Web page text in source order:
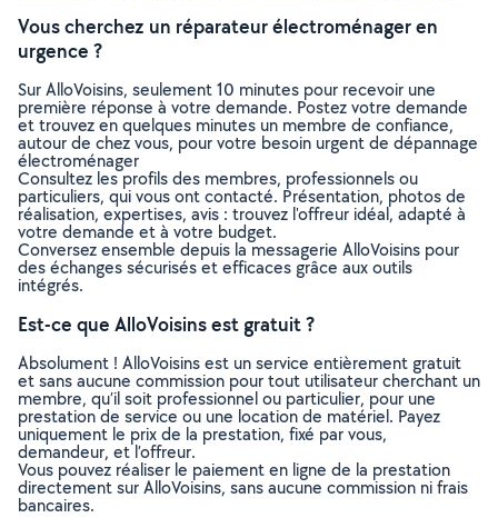
Vous cherchez un réparateur électroménager en
urgence ?
Sur AlloVoisins, seulement 10 minutes pour recevoir une
première réponse à votre demande. Postez votre demande
et trouvez en quelques minutes un membre de confiance,
autour de chez vous, pour votre besoin urgent de dépannage
électroménager
Consultez les profils des membres, professionnels ou
particuliers, qui vous ont contacté. Présentation, photos de
réalisation, expertises, avis : trouvez l'offreur idéal, adapté à
votre demande et à votre budget.
Conversez ensemble depuis la messagerie AlloVoisins pour
des échanges sécurisés et efficaces grâce aux outils
intégrés.
Est-ce que AlloVoisins est gratuit ?
Absolument ! AlloVoisins est un service entièrement gratuit
et sans aucune commission pour tout utilisateur cherchant un
membre, qu’il soit professionnel ou particulier, pour une
prestation de service ou une location de matériel. Payez
uniquement le prix de la prestation, fixé par vous,
demandeur, et l’offreur.
Vous pouvez réaliser le paiement en ligne de la prestation
directement sur AlloVoisins, sans aucune commission ni frais
bancaires.